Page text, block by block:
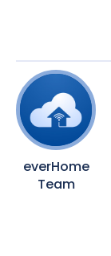
everHome
Team